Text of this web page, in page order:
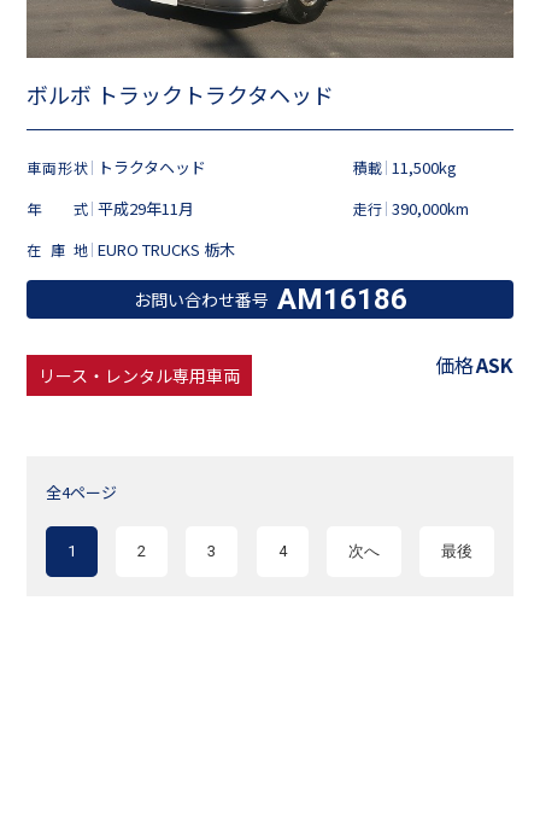
ボルボ トラックトラクタヘッド
車両形状 トラクタヘッド 積載 11,500kg
年式 平成29年11月 走行 390,000km
在庫地 EURO TRUCKS 栃木
お問い合わせ番号 AM16186
リース・レンタル専用車両 価格ASK
全4ページ
1 2 3 4 次へ 最後